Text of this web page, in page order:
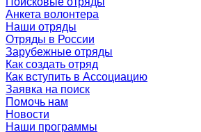
Анкета волонтера
Наши отряды
Отряды в России
Зарубежные отряды
Как создать отряд
Как вступить в Ассоциацию
Заявка на поиск
Помочь нам
Новости
Наши программы